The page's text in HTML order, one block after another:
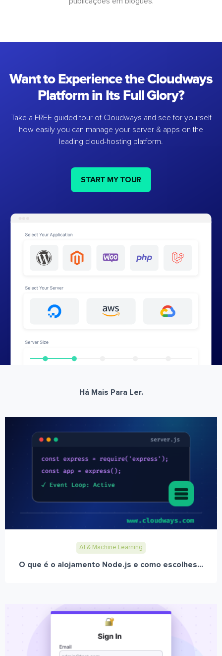
Want to Experience the Cloudways
Platform in Its Full Glory?
Take a FREE guided tour of Cloudways and see for yourself
how easily you can manage your server & apps on the
leading cloud-hosting platform.
START MY TOUR
Há Mais Para Ler.
AI & Machine Learning
O que é o alojamento Node.js e como escolhes...